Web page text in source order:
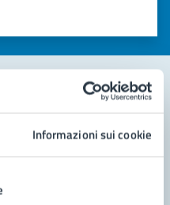
Informazioni sui cookie
(da 1 a 5 stelle)
valutare la chiarezza delle
5